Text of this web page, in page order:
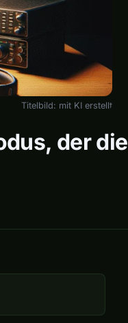
Titelbild: mit KI erstellt
der die